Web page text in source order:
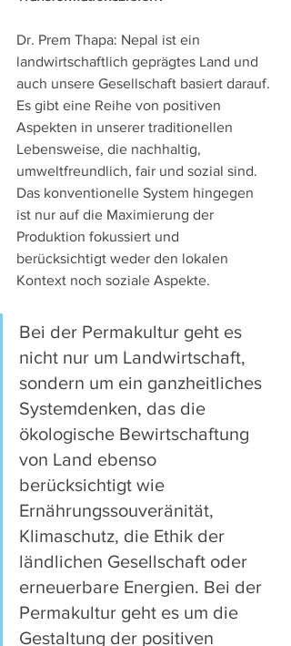
Dr. Prem Thapa: Nepal ist ein
landwirtschaftlich geprägtes Land und
auch unsere Gesellschaft basiert darauf.
Es gibt eine Reihe von positiven
Aspekten in unserer traditionellen
Lebensweise, die nachhaltig,
umweltfreundlich, fair und sozial sind.
Das konventionelle System hingegen
ist nur auf die Maximierung der
Produktion fokussiert und
berücksichtigt weder den lokalen
Kontext noch soziale Aspekte.
Bei der Permakultur geht es
nicht nur um Landwirtschaft,
sondern um ein ganzheitliches
Systemdenken, das die
ökologische Bewirtschaftung
von Land ebenso
berücksichtigt wie
Ernährungssouveränität,
Klimaschutz, die Ethik der
ländlichen Gesellschaft oder
erneuerbare Energien. Bei der
Permakultur geht es um die
Gestaltung der positiven